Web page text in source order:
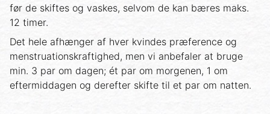
før de skiftes og vaskes, selvom de kan bæres maks.
12 timer.
Det hele afhænger af hver kvindes præference og
menstruationskraftighed, men vi anbefaler at bruge
min. 3 par om dagen; ét par om morgenen, 1 om
eftermiddagen og derefter skifte til et par om natten.